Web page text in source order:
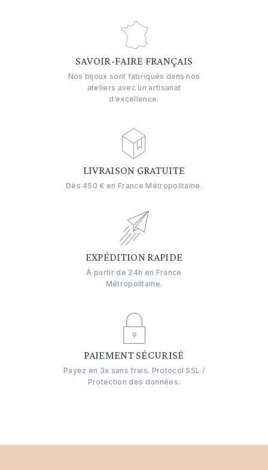
SAVOIR-FAIRE FRANÇAIS
Nos bijoux sont fabriqués dans nos
ateliers avec un artisanat
d’excellence.
LIVRAISON GRATUITE
Dès 450 € en France Métropolitaine.
EXPÉDITION RAPIDE
À partir de 24h en France
Métropolitaine.
PAIEMENT SÉCURISÉ
Payez en 3x sans frais. Protocol SSL /
Protection des données.